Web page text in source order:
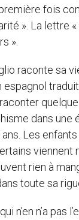
fois
». La lettre
».
raconte sa
dans une
Les enfants
viennent
rien à
toute sa
n’en n’a pas